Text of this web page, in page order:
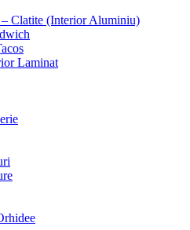
Clatite (Interior Aluminiu)
Laminat